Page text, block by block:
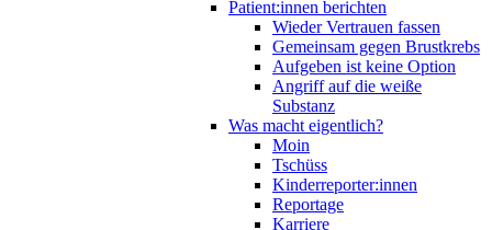
Patient:innen berichten
Wieder Vertrauen fassen
Gemeinsam gegen Brustkrebs
Aufgeben ist keine Option
Angriff auf die weiße
Substanz
Was macht eigentlich?
Moin
Tschüss
Kinderreporter:innen
Reportage
Karriere